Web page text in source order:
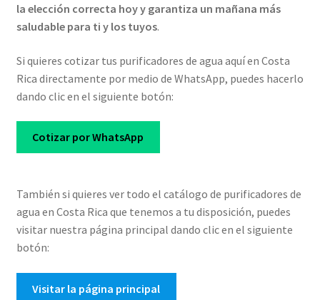
la elección correcta hoy y garantiza un mañana más
saludable para ti y los tuyos.
Si quieres cotizar tus purificadores de agua aquí en Costa
Rica directamente por medio de WhatsApp, puedes hacerlo
dando clic en el siguiente botón:
Cotizar por WhatsApp
También si quieres ver todo el catálogo de purificadores de
agua en Costa Rica que tenemos a tu disposición, puedes
visitar nuestra página principal dando clic en el siguiente
botón:
Visitar la página principal